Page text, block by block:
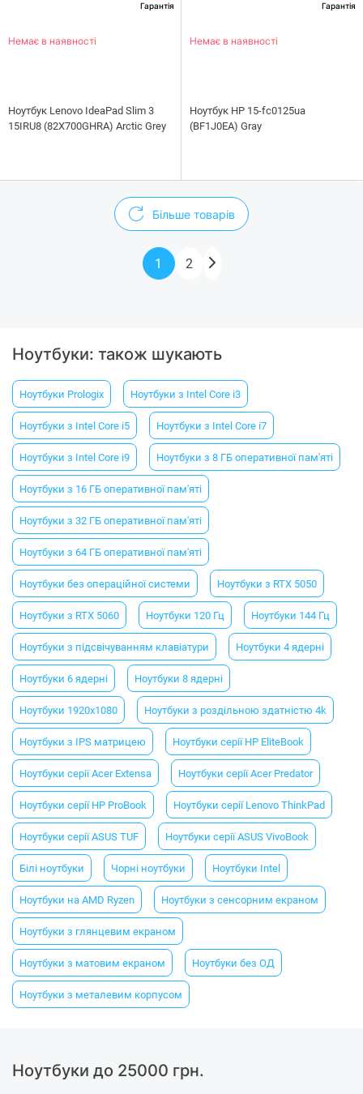
Гарантія
Немає в наявності
Ноутбук Lenovo IdeaPad Slim 3
15IRU8 (82X700GHRA) Arctic Grey
Гарантія
Немає в наявності
Ноутбук HP 15-fc0125ua
(BF1J0EA) Gray
Більше товарів
1 2
Ноутбуки: також шукають
Ноутбуки Prologix Ноутбуки з Intel Core i3
Ноутбуки з Intel Core i5 Ноутбуки з Intel Core i7
Ноутбуки з Intel Core i9 Ноутбуки з 8 ГБ оперативної пам'яті
Ноутбуки з 16 ГБ оперативної пам'яті
Ноутбуки з 32 ГБ оперативної пам'яті
Ноутбуки з 64 ГБ оперативної пам'яті
Ноутбуки без операційної системи Ноутбуки з RTX 5050
Ноутбуки з RTX 5060 Ноутбуки 120 Гц Ноутбуки 144 Гц
Ноутбуки з підсвічуванням клавіатури Ноутбуки 4 ядерні
Ноутбуки 6 ядерні Ноутбуки 8 ядерні
Ноутбуки 1920x1080 Ноутбуки з роздільною здатністю 4k
Ноутбуки з IPS матрицею Ноутбуки серії HP EliteBook
Ноутбуки серії Acer Extensa Ноутбуки серії Acer Predator
Ноутбуки серії HP ProBook Ноутбуки серії Lenovo ThinkPad
Ноутбуки серії ASUS TUF Ноутбуки серії ASUS VivoBook
Білі ноутбуки Чорні ноутбуки Ноутбуки Intel
Ноутбуки на AMD Ryzen Ноутбуки з сенсорним екраном
Ноутбуки з глянцевим екраном
Ноутбуки з матовим екраном Ноутбуки без ОД
Ноутбуки з металевим корпусом
Ноутбуки до 25000 грн.